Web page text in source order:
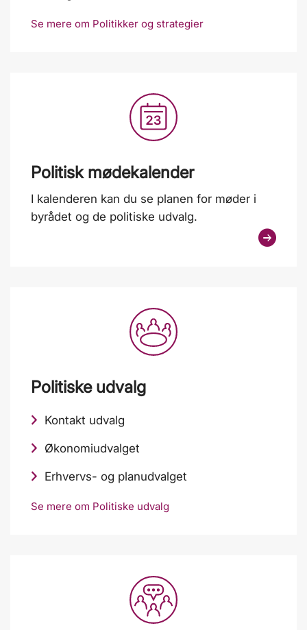
Se mere om Politikker og strategier
Politisk mødekalender
I kalenderen kan du se planen for møder i
byrådet og de politiske udvalg.
Politiske udvalg
Kontakt udvalg
Økonomiudvalget
Erhvervs- og planudvalget
Se mere om Politiske udvalg